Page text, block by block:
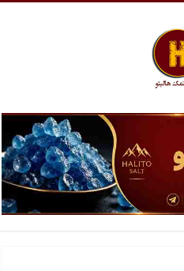
صادرات نمک صنعتی